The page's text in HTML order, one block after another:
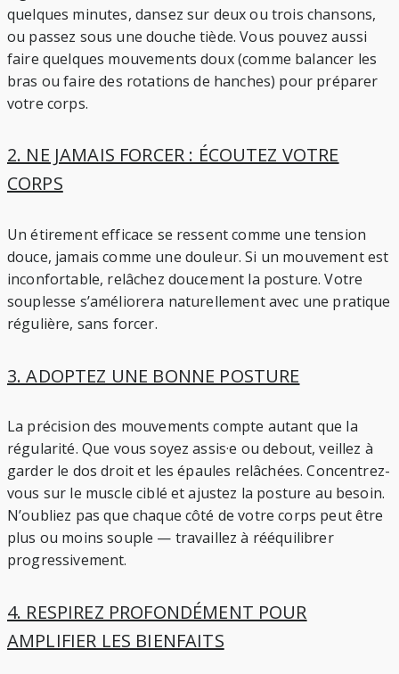
quelques minutes, dansez sur deux ou trois chansons,
ou passez sous une douche tiède. Vous pouvez aussi
faire quelques mouvements doux (comme balancer les
bras ou faire des rotations de hanches) pour préparer
votre corps.
2. NE JAMAIS FORCER : ÉCOUTEZ VOTRE
CORPS
Un étirement efficace se ressent comme une tension
douce, jamais comme une douleur. Si un mouvement est
inconfortable, relâchez doucement la posture. Votre
souplesse s’améliorera naturellement avec une pratique
régulière, sans forcer.
3. ADOPTEZ UNE BONNE POSTURE
La précision des mouvements compte autant que la
régularité. Que vous soyez assis·e ou debout, veillez à
garder le dos droit et les épaules relâchées. Concentrez-
vous sur le muscle ciblé et ajustez la posture au besoin.
N’oubliez pas que chaque côté de votre corps peut être
plus ou moins souple — travaillez à rééquilibrer
progressivement.
4. RESPIREZ PROFONDÉMENT POUR
AMPLIFIER LES BIENFAITS